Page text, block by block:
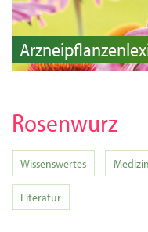
Rosenwurz
Wissenswertes
Literatur